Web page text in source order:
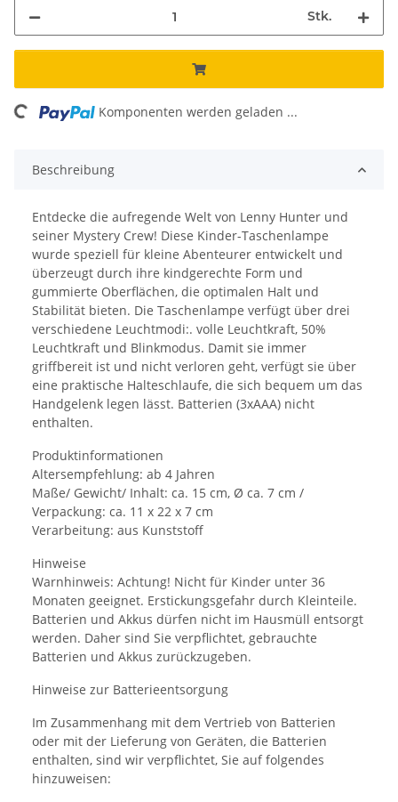
Stk.
Komponenten werden geladen ...
Beschreibung
Entdecke die aufregende Welt von Lenny Hunter und
seiner Mystery Crew! Diese Kinder-Taschenlampe
wurde speziell für kleine Abenteurer entwickelt und
überzeugt durch ihre kindgerechte Form und
gummierte Oberflächen, die optimalen Halt und
Stabilität bieten. Die Taschenlampe verfügt über drei
verschiedene Leuchtmodi:. volle Leuchtkraft, 50%
Leuchtkraft und Blinkmodus. Damit sie immer
griffbereit ist und nicht verloren geht, verfügt sie über
eine praktische Halteschlaufe, die sich bequem um das
Handgelenk legen lässt. Batterien (3xAAA) nicht
enthalten.
Produktinformationen
Altersempfehlung: ab 4 Jahren
Maße/ Gewicht/ Inhalt: ca. 15 cm, Ø ca. 7 cm /
Verpackung: ca. 11 x 22 x 7 cm
Verarbeitung: aus Kunststoff
Hinweise
Warnhinweis: Achtung! Nicht für Kinder unter 36
Monaten geeignet. Erstickungsgefahr durch Kleinteile.
Batterien und Akkus dürfen nicht im Hausmüll entsorgt
werden. Daher sind Sie verpflichtet, gebrauchte
Batterien und Akkus zurückzugeben.
Hinweise zur Batterieentsorgung
Im Zusammenhang mit dem Vertrieb von Batterien
oder mit der Lieferung von Geräten, die Batterien
enthalten, sind wir verpflichtet, Sie auf folgendes
hinzuweisen: